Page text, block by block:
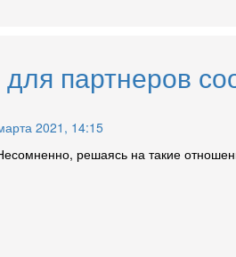
для партнеров
2021, 14:15
решаясь на такие